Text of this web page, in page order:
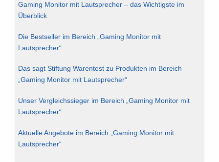
Gaming Monitor mit Lautsprecher – das Wichtigste im
Überblick
Die Bestseller im Bereich „Gaming Monitor mit
Lautsprecher“
Das sagt Stiftung Warentest zu Produkten im Bereich
„Gaming Monitor mit Lautsprecher“
Unser Vergleichssieger im Bereich „Gaming Monitor mit
Lautsprecher“
Aktuelle Angebote im Bereich „Gaming Monitor mit
Lautsprecher“